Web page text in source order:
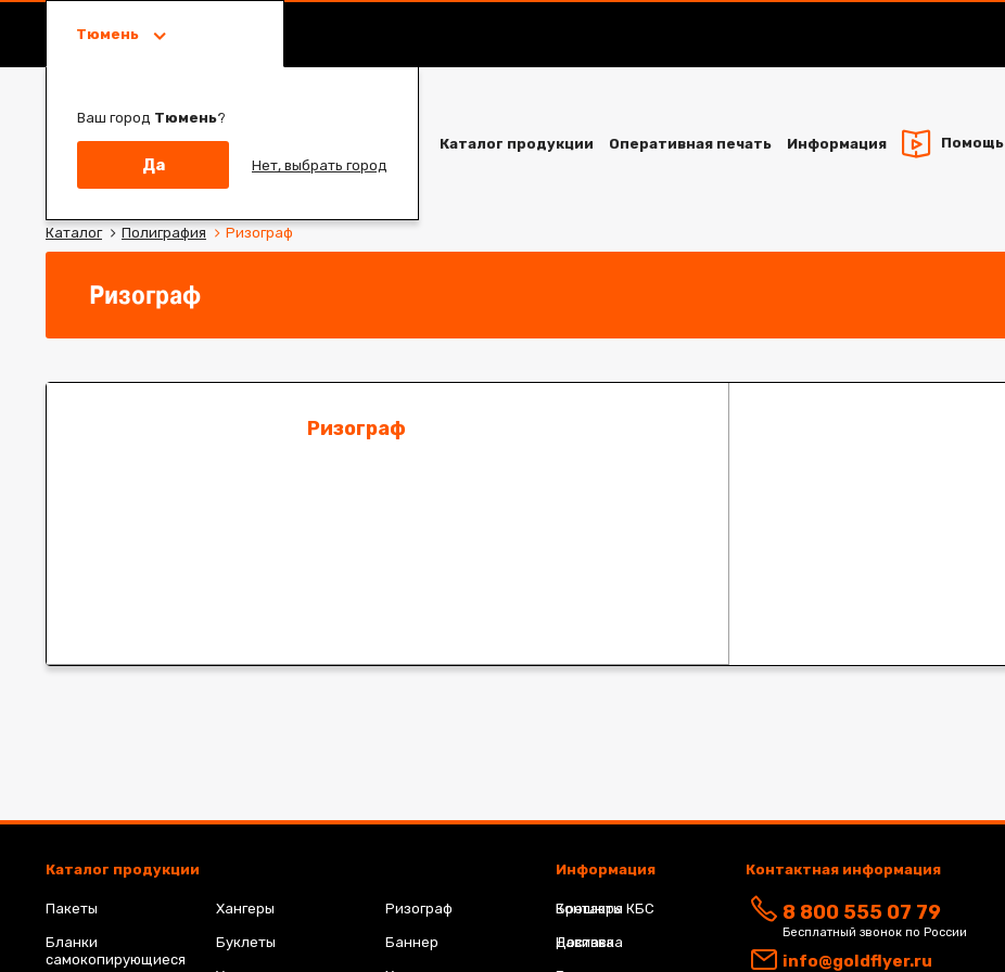
Тюмень
Ваш город Тюмень?
Да Нет, выбрать город
Каталог продукции Оперативная печать Информация Помощь
Каталог Полиграфия Ризограф
Ризограф
Ризограф
Каталог продукции
Пакеты
Бланки
самокопирующиеся
Хангеры
Буклеты
Ризограф
Баннер
Брошюра КБС
Навивка
Информация
Контакты
Доставка
Контактная информация
8 800 555 07 79
Бесплатный звонок по России
info@goldflyer.ru